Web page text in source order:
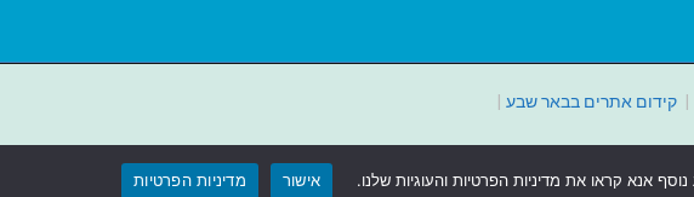
|קידום אתרים בבאר שבע |
אנא קראו את מדיניות הפרטיות והעוגיות שלנו. אישור מדיניות הפרטיות